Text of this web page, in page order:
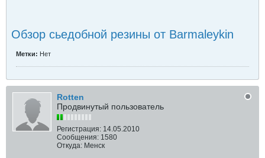
Обзор сьедобной резины от Barmaleykin
Метки: Нет
Rotten
Продвинутый пользователь
Регистрация: 14.05.2010
Сообщения: 1580
Откуда: Менск